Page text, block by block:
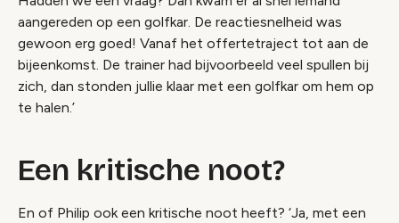
aangereden op een golfkar. De reactiesnelheid was
gewoon erg goed! Vanaf het offertetraject tot aan de
bijeenkomst. De trainer had bijvoorbeeld veel spullen bij
zich, dan stonden jullie klaar met een golfkar om hem op
te halen.’
Een kritische noot?
En of Philip ook een kritische noot heeft? ‘Ja, met een